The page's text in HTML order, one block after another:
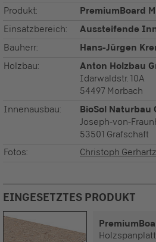
Produkt: PremiumBoard
Einsatzbereich: Aussteifende
Bauherr: Hans-Jürgen
Holzbau:
Anton Holzbau
Idarwaldstr. 10A
54497 Morbach
Innenausbau:
BioSol Naturbau
Joseph-von-
53501 Grafschaft
Fotos:
Christoph Gerhartz
EINGESETZTES PRODUKT